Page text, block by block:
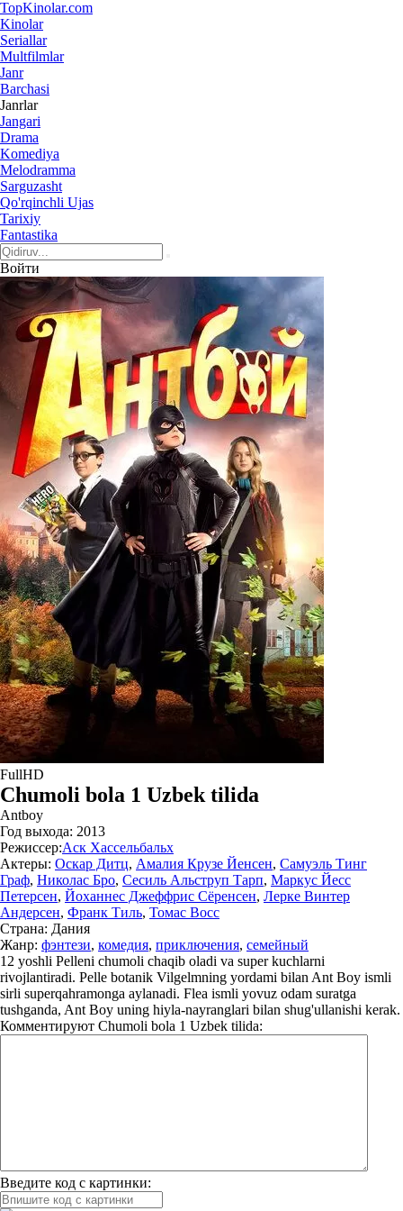
TopKinolar.com
Kinolar
Seriallar
Multfilmlar
Janr
Barchasi
Janrlar
Jangari
Drama
Komediya
Melodramma
Sarguzasht
Qo'rqinchli Ujas
Tarixiy
Fantastika
Войти
FullHD
Chumoli bola 1 Uzbek tilida
Antboy
Год выхода: 2013
Режиссер:Аск Хассельбальх
Актеры: Оскар Дитц, Амалия Крузе Йенсен, Самуэль Тинг
Граф, Николас Бро, Сесиль Альструп Тарп, Маркус Йесс
Петерсен, Йоханнес Джеффрис Сёренсен, Лерке Винтер
Андерсен, Франк Тиль, Томас Восс
Страна: Дания
Жанр: фэнтези, комедия, приключения, семейный
12 yoshli Pelleni chumoli chaqib oladi va super kuchlarni
rivojlantiradi. Pelle botanik Vilgelmning yordami bilan Ant Boy ismli
sirli superqahramonga aylanadi. Flea ismli yovuz odam suratga
tushganda, Ant Boy uning hiyla-nayranglari bilan shug'ullanishi kerak.
Комментируют Chumoli bola 1 Uzbek tilida:
Введите код с картинки: